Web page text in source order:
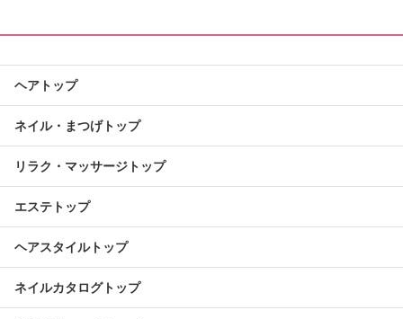
ヘアトップ
ネイル・まつげトップ
リラク・マッサージトップ
エステトップ
ヘアスタイルトップ
ネイルカタログトップ